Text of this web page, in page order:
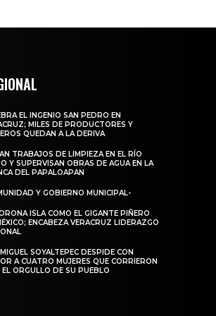
EL INGENIO SAN PEDRO EN
MILES DE PRODUCTORES Y
QUEDAN A LA DERIVA
TRABAJOS DE LIMPIEZA EN EL RÍO
Y SUPERVISAN OBRAS DE AGUA EN LA
DEL PAPALOAPAN
Y GOBIERNO MUNICIPAL-
ISLA COMO EL GIGANTE PIÑERO
ENCABEZA VERACRUZ LIDERAZGO
SOYALTEPEC DESPIDE CON
A CUATRO MUJERES QUE CORRIERON
ORGULLO DE SU PUEBLO